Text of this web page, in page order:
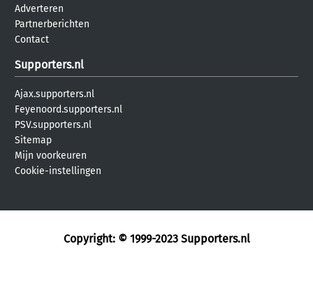
Adverteren
Partnerberichten
Contact
Supporters.nl
Ajax.supporters.nl
Feyenoord.supporters.nl
PSV.supporters.nl
Sitemap
Mijn voorkeuren
Cookie-instellingen
Copyright: © 1999-2023 Supporters.nl